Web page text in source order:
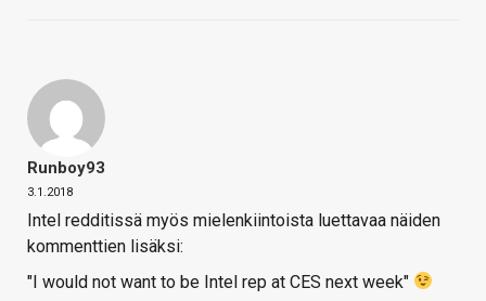
Runboy93
3.1.2018
Intel redditissä myös mielenkiintoista luettavaa näiden
kommenttien lisäksi:
"I would not want to be Intel rep at CES next week"